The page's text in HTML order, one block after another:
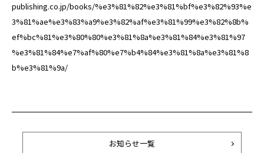
publishing.co.jp/books/%e3%81%82%e3%81%bf%e3%82%93%e
3%81%ae%e3%83%a9%e3%82%af%e3%81%99%e3%82%8b%
ef%bc%81%e3%80%80%e3%81%8a%e3%81%84%e3%81%97
%e3%81%84%e7%af%80%e7%b4%84%e3%81%8a%e3%81%8
b%e3%81%9a/
お知らせ一覧